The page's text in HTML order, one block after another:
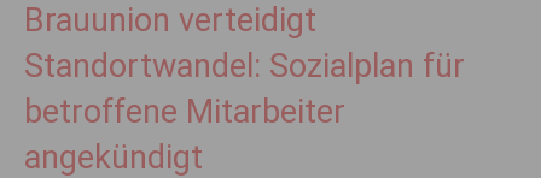
Brauunion verteidigt
Standortwandel: Sozialplan für
betroffene Mitarbeiter
angekündigt